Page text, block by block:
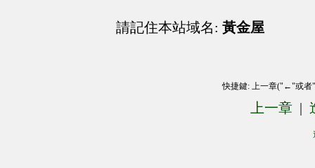
請記住本站域名: 黃金屋
快捷鍵: 上一章("←"或
上一章 |